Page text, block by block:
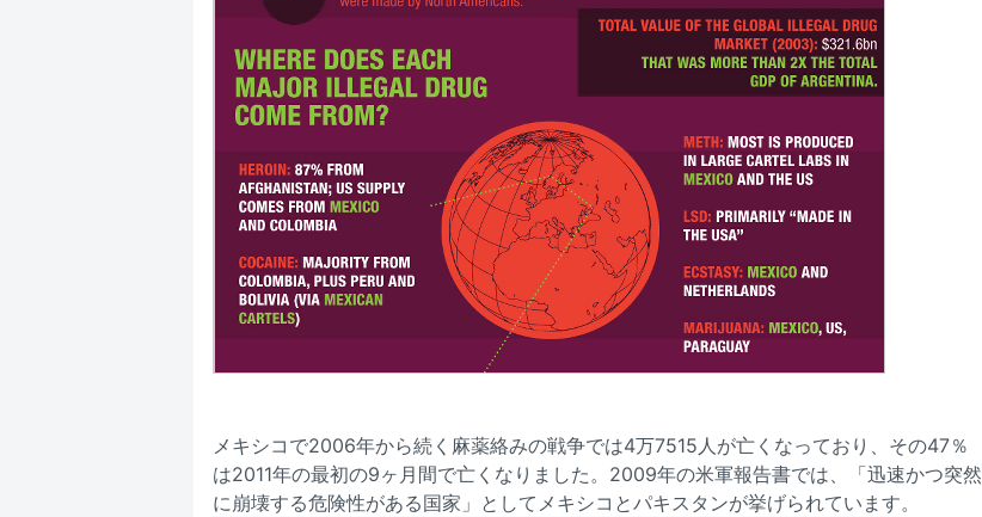
メキシコで2006年から続く麻薬絡みの戦争では4万7515人が亡くなっており、その47％
は2011年の最初の9ヶ月間で亡くなりました。2009年の米軍報告書では、「迅速かつ突然
に崩壊する危険性がある国家」としてメキシコとパキスタンが挙げられています。